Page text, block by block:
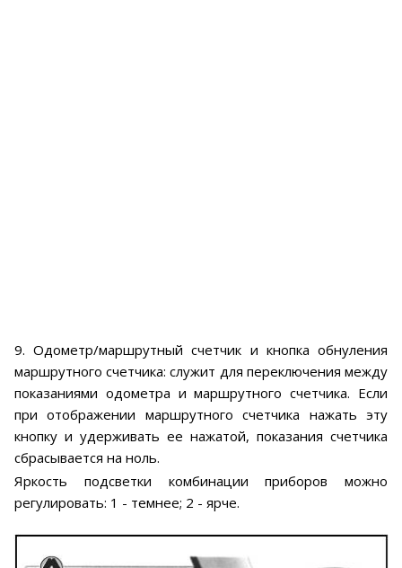
9. Одометр/маршрутный счетчик и кнопка обнуления
маршрутного счетчика: служит для переключения между
показаниями одометра и маршрутного счетчика. Если
при отображении маршрутного счетчика нажать эту
кнопку и удерживать ее нажатой, показания счетчика
сбрасывается на ноль.
Яркость подсветки комбинации приборов можно
регулировать: 1 - темнее; 2 - ярче.